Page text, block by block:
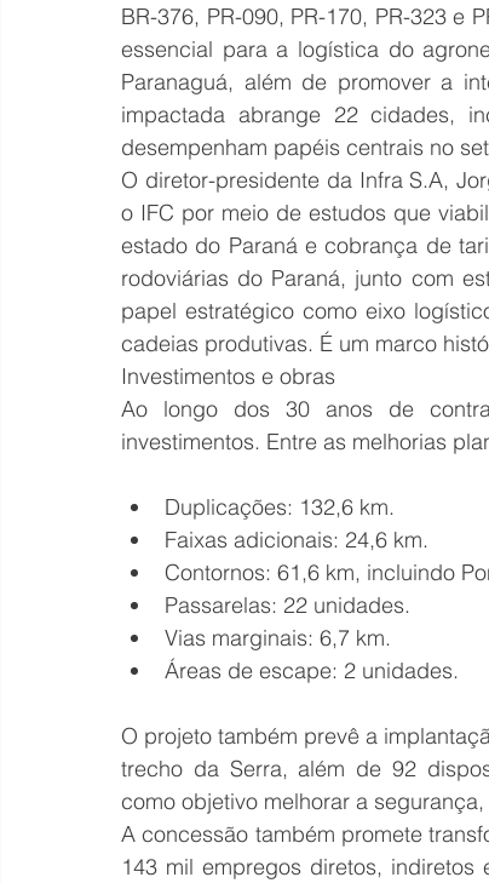
BR-376, PR-090, PR-170, PR-323 e
essencial para a logística do
Paranaguá, além de promover a
impactada abrange 22 cidades,
desempenham papéis centrais no
O diretor-presidente da Infra S.A,
o IFC por meio de estudos que
estado do Paraná e cobrança de
rodoviárias do Paraná, junto com
papel estratégico como eixo
cadeias produtivas. É um marco
Investimentos e obras
Ao longo dos 30 anos de
investimentos. Entre as melhorias
Duplicações: 132,6 km.
Faixas adicionais: 24,6 km.
Contornos: 61,6 km, incluindo
Passarelas: 22 unidades.
Vias marginais: 6,7 km.
Áreas de escape: 2 unidades.
O projeto também prevê a
trecho da Serra, além de 92
como objetivo melhorar a
A concessão também promete
143 mil empregos diretos,